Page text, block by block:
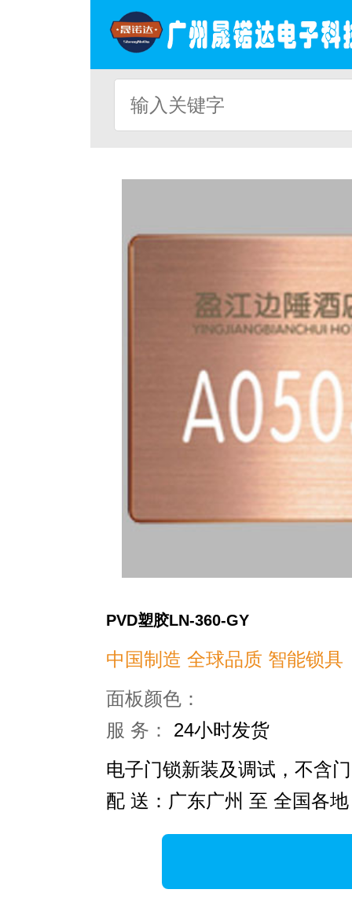
PVD塑胶LN-360-GY
中国制造 全球品质 智能锁具
面板颜色：
服 务：
24小时发货
电子门锁新装及调试，不含
配 送：广东广州 至 全国各地